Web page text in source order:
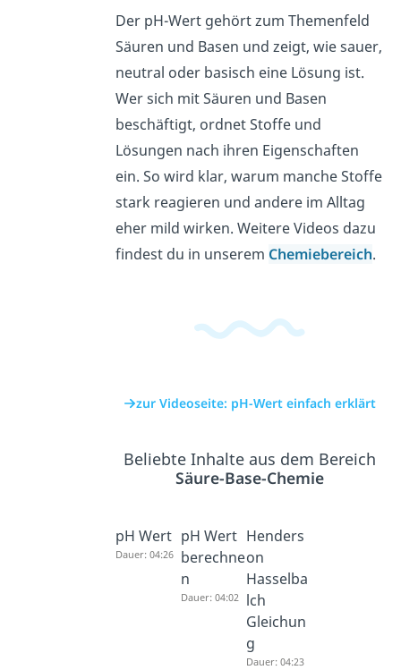
Der pH-Wert gehört zum Themenfeld
Säuren und Basen und zeigt, wie sauer,
neutral oder basisch eine Lösung ist.
Wer sich mit Säuren und Basen
beschäftigt, ordnet Stoffe und
Lösungen nach ihren Eigenschaften
ein. So wird klar, warum manche Stoffe
stark reagieren und andere im Alltag
eher mild wirken. Weitere Videos dazu
findest du in unserem Chemiebereich.
zur Videoseite: pH-Wert einfach erklärt
Beliebte Inhalte aus dem Bereich
Säure-Base-Chemie
pH Wert
Dauer: 04:26
pH Wert
berechne
n
Dauer: 04:02
Henders
on
Hasselba
lch
Gleichun
g
Dauer: 04:23